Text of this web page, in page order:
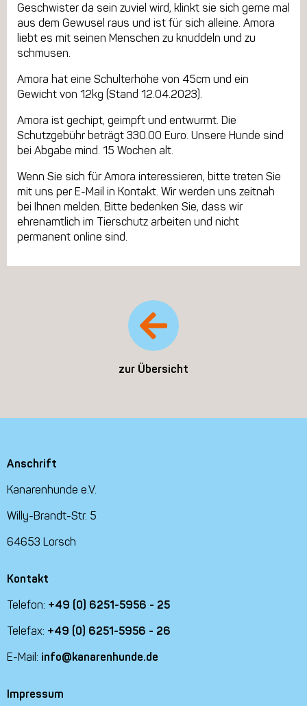
Geschwister da sein zuviel wird, klinkt sie sich gerne mal
aus dem Gewusel raus und ist für sich alleine. Amora
liebt es mit seinen Menschen zu knuddeln und zu
schmusen.
Amora hat eine Schulterhöhe von 45cm und ein
Gewicht von 12kg (Stand 12.04.2023).
Amora ist gechipt, geimpft und entwurmt. Die
Schutzgebühr beträgt 330.00 Euro. Unsere Hunde sind
bei Abgabe mind. 15 Wochen alt.
Wenn Sie sich für Amora interessieren, bitte treten Sie
mit uns per E-Mail in Kontakt. Wir werden uns zeitnah
bei Ihnen melden. Bitte bedenken Sie, dass wir
ehrenamtlich im Tierschutz arbeiten und nicht
permanent online sind.
zur Übersicht
Anschrift
Kanarenhunde e.V.
Willy-Brandt-Str. 5
64653 Lorsch
Kontakt
Telefon: +49 (0) 6251-5956 - 25
Telefax: +49 (0) 6251-5956 - 26
E-Mail: info@kanarenhunde.de
Impressum